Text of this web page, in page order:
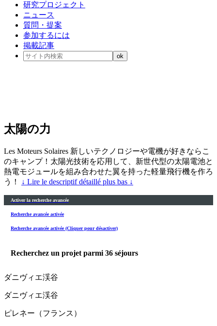
研究プロジェクト
ニュース
質問・提案
参加するには
掲載記事
太陽の力
Les Moteurs Solaires 新しいテクノロジーや電機が好きならこ
のキャンプ！太陽光技術を応用して、新世代型の太陽電池と
熱電モジュールを組み合わせた翼を持った軽量飛行機を作ろ
う！
↓ Lire le descriptif détaillé plus bas ↓
Activer la recherche avancée
Recherche avancée activée
Recherche avancée activée (Cliquer pour désactiver)
Recherchez un projet parmi 36 séjours
ダニヴィエ渓谷
ダニヴィエ渓谷
ピレネー（フランス）